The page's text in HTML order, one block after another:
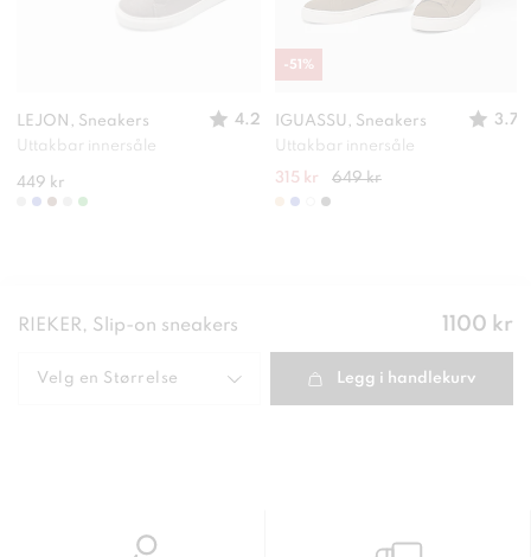
LEJON, Sneakers
4.2
Uttakbar innersåle
449 kr
IGUASSU, Sneakers
3.7
Uttakbar innersåle
315 kr 649 kr
-51 %
RIEKER, Slip-on sneakers Pris:
1100 kr
Velg en Størrelse Legg i handlekurv